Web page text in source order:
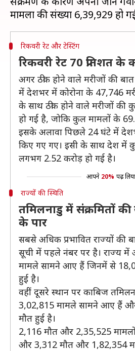
रिकवरी रेट और टेस्टिंग
रिकवरी रेट 70 प्रतिशत के
अगर ठीक होने वाले मरीजों की
में देशभर में कोरोना के 47,746
के साथ ठीक होने वाले मरीजों की
हो गई है, जोकि कुल मामलों के
इसके अलावा पिछले 24 घंटे में
किए गए गए। इसी के साथ देश में
लगभग 2.52 करोड़ हो गई है।
आपने 20% पढ़
राज्यों की स्थिति
तमिलनाडु में संक्रमितों
के पार
सबसे अधिक प्रभावित राज्यों की
सूची में पहले नंबर पर है। राज्य
मामले सामने आए हैं जिनमें से
हुई है।
वहीं दूसरे स्थान पर काबिज
3,02,815 मामले सामने आए हैं
मौत हुई है।
2,116 मौत और 2,35,525
और 3,312 मौत और 1,82,354